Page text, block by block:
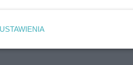
zebrano niezbędne
urzędnicy miejscy.
USTAWIENIA